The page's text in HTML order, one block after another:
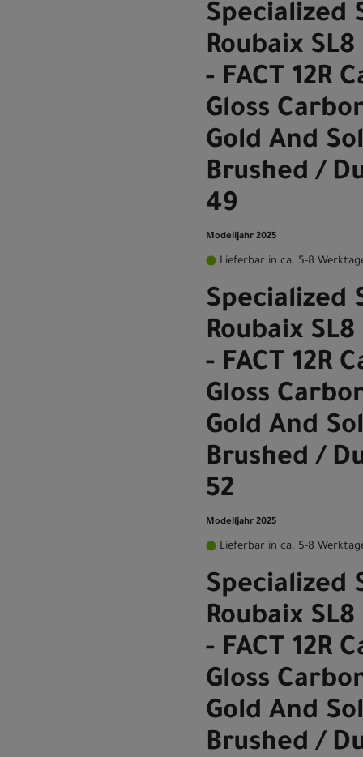
Specialized
Roubaix
- FACT 12R
Gloss
Gold And
Brushed /
49
Modelljahr 2025
Lieferbar in ca. 5-8
Specialized
Roubaix
- FACT 12R
Gloss
Gold And
Brushed /
52
Modelljahr 2025
Lieferbar in ca. 5-8
Specialized
Roubaix
- FACT 12R
Gloss
Gold And
Brushed /